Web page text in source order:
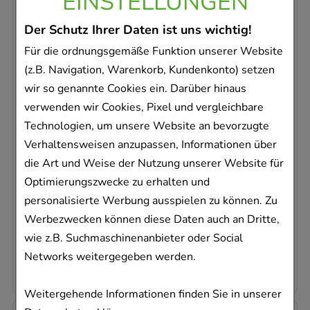
Der Schutz Ihrer Daten ist uns wichtig!
Für die ordnungsgemäße Funktion unserer Website
(z.B. Navigation, Warenkorb, Kundenkonto) setzen
wir so genannte Cookies ein. Darüber hinaus
verwenden wir Cookies, Pixel und vergleichbare
Technologien, um unsere Website an bevorzugte
Verhaltensweisen anzupassen, Informationen über
die Art und Weise der Nutzung unserer Website für
Optimierungszwecke zu erhalten und
personalisierte Werbung ausspielen zu können. Zu
Werbezwecken können diese Daten auch an Dritte,
wie z.B. Suchmaschinenanbieter oder Social
Networks weitergegeben werden.
Weitergehende Informationen finden Sie in unserer
ORTHOMOL Immun Direktgranulat Orange
Orthomol pharmazeutische
7St
Granulat
07145977
Sofort lieferbar
18,46 €¹
AVP: 21,99 €²
2,64 € pro 1 Stk